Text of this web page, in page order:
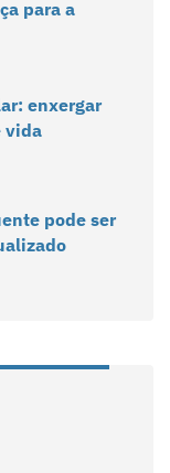
para a
enxergar
vida
pode ser